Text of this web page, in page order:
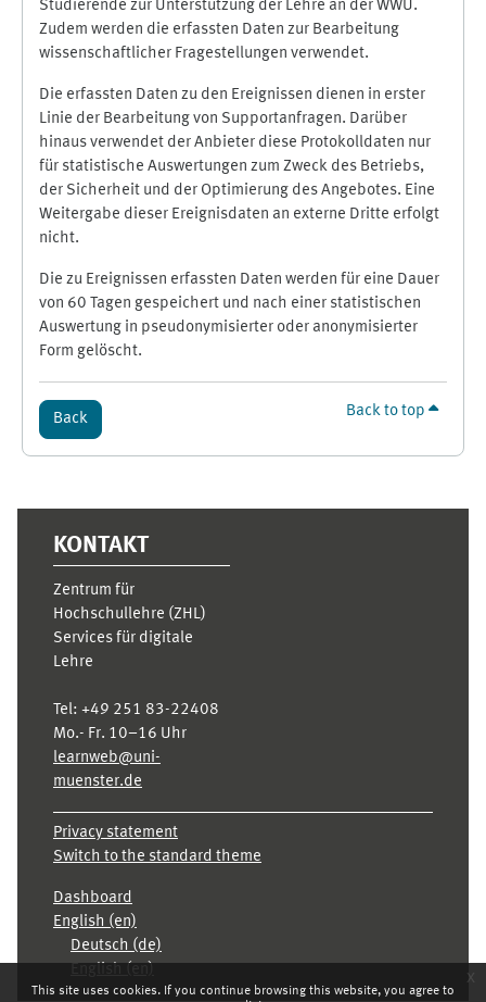
This site uses cookies. If you continue browsing this website, you agree to
x
Studierende zur Unterstützung der Lehre an der WWU.
Zudem werden die erfassten Daten zur Bearbeitung
wissenschaftlicher Fragestellungen verwendet.
Die erfassten Daten zu den Ereignissen dienen in erster
Linie der Bearbeitung von Supportanfragen. Darüber
hinaus verwendet der Anbieter diese Protokolldaten nur
für statistische Auswertungen zum Zweck des Betriebs,
der Sicherheit und der Optimierung des Angebotes. Eine
Weitergabe dieser Ereignisdaten an externe Dritte erfolgt
nicht.
Die zu Ereignissen erfassten Daten werden für eine Dauer
von 60 Tagen gespeichert und nach einer statistischen
Auswertung in pseudonymisierter oder anonymisierter
Form gelöscht.
Back Back to top
KONTAKT
Zentrum für
Hochschullehre (ZHL)
Services für digitale
Lehre
Tel: +49 251 83-22408
Mo.- Fr. 10–16 Uhr
learnweb@uni-
muenster.de
Privacy statement
Switch to the standard theme
Dashboard
English ‎(en)‎
Deutsch ‎(de)‎